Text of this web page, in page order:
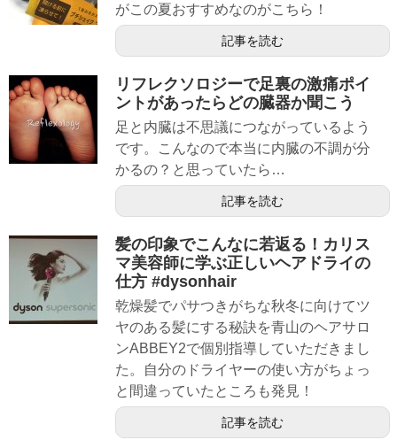
がこの夏おすすめなのがこちら！
記事を読む
リフレクソロジーで足裏の激痛ポイ
ントがあったらどの臓器か聞こう
足と内臓は不思議につながっているよう
です。こんなので本当に内臓の不調が分
かるの？と思っていたら…
記事を読む
髪の印象でこんなに若返る！カリス
マ美容師に学ぶ正しいヘアドライの
仕方 #dysonhair
乾燥髪でパサつきがちな秋冬に向けてツ
ヤのある髪にする秘訣を青山のヘアサロ
ンABBEY2で個別指導していただきまし
た。自分のドライヤーの使い方がちょっ
と間違っていたところも発見！
記事を読む